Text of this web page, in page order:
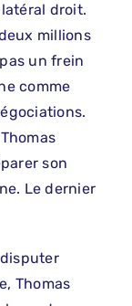
droit.
millions
un frein
comme
son
Le dernier
Thomas